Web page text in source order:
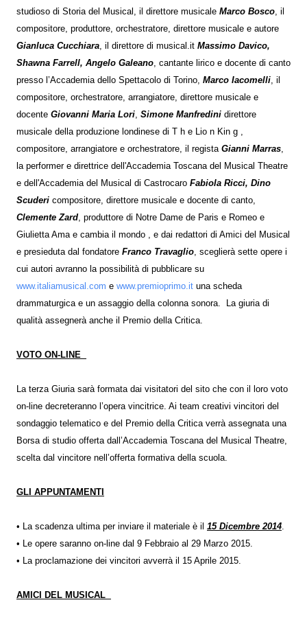
studioso di Storia del Musical, il direttore musicale Marco Bosco , il
compositore, produttore, orchestratore, direttore musicale e autore
Gianluca Cucchiara , il direttore di musical.it Massimo Davico,
Shawna Farrell, Angelo Galeano , cantante lirico e docente di canto
presso l’Accademia dello Spettacolo di Torino, Marco Iacomelli , il
compositore, orchestratore, arrangiatore, direttore musicale e
docente Giovanni Maria Lori Simone Manfredini direttore
musicale della produzione londinese di T h e Lio n Kin g ,
compositore, arrangiatore e orchestratore, il regista Gianni Marras
la performer e direttrice dell'Accademia Toscana del Musical Theatre
e dell'Accademia del Musical di Castrocaro Fabiola Ricci, Dino
Scuderi compositore, direttore musicale e docente di canto,
Clemente Zard , produttore di Notre Dame de Paris e Romeo e
Giulietta Ama e cambia il mondo , e dai redattori di Amici del Musical
e presieduta dal fondatore Franco Travaglio , sceglierà sette opere i
cui autori avranno la possibilità di pubblicare su
www.italiamusical.com e www.premioprimo.it una scheda
drammaturgica e un assaggio della colonna sonora. La giuria di
qualità assegnerà anche il Premio della Critica.
VOTO ON-LINE
La terza Giuria sarà formata dai visitatori del sito che con il loro voto
on-line decreteranno l’opera vincitrice. Ai team creativi vincitori del
sondaggio telematico e del Premio della Critica verrà assegnata una
Borsa di studio offerta dall’Accademia Toscana del Musical Theatre,
scelta dal vincitore nell’offerta formativa della scuola.
GLI APPUNTAMENTI
• La scadenza ultima per inviare il materiale è il 15 Dicembre 2014
• Le opere saranno on-line dal 9 Febbraio al 29 Marzo 2015.
• La proclamazione dei vincitori avverrà il 15 Aprile 2015.
AMICI DEL MUSICAL